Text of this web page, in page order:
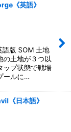
《英語》
版 SOM 土地
の土地が３つ以
ップ状態で戦場
ールに…
《日本語》